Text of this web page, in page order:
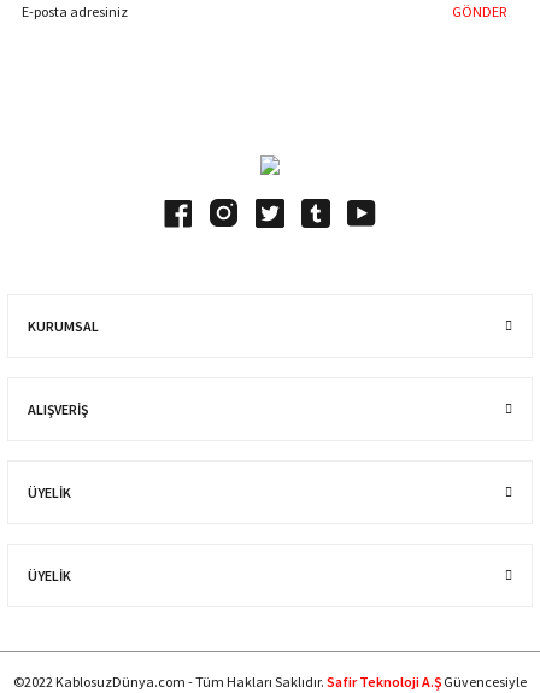
GÖNDER
KURUMSAL
ALIŞVERIŞ
ÜYELİK
ÜYELİK
©2022 KablosuzDünya.com - Tüm Hakları Saklıdır. Safir Teknoloji A.Ş Güvencesiyle